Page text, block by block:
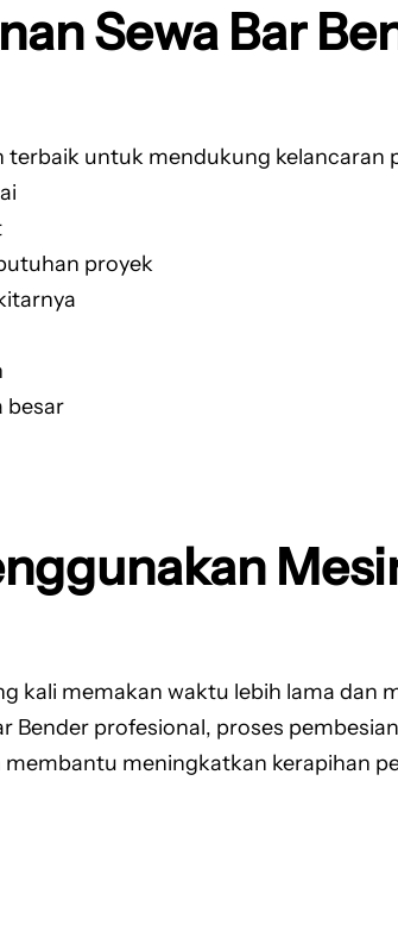
Sewa Bar
untuk mendukung kelancaran
proyek
besar
kali memakan waktu lebih lama
Bender profesional, proses
meningkatkan kerapihan